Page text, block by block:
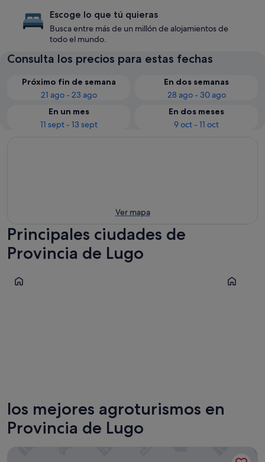
Escoge lo que tú quieras
Busca entre más de un millón de alojamientos de
todo el mundo.
Consulta los precios para estas fechas
Próximo fin de semana
21 ago - 23 ago
En dos semanas
28 ago - 30 ago
En un mes
11 sept - 13 sept
En dos meses
9 oct - 11 oct
Ver mapa
Principales ciudades de
Provincia de Lugo
Sarria Lugo
los mejores agroturismos en
Provincia de Lugo